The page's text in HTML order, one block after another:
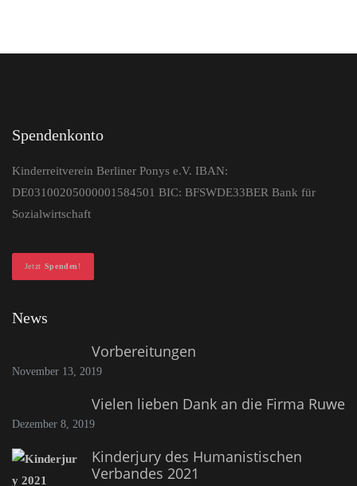
Spendenkonto
Kinderreitverein Berliner Ponys e.V. IBAN:
DE03100205000001584501 BIC: BFSWDE33BER Bank für
Sozialwirtschaft
Jetzt Spenden !
News
Vorbereitungen
November 13, 2019
Vielen lieben Dank an die Firma Ruwe
Dezember 8, 2019
Kinderjury des Humanistischen
Verbandes 2021